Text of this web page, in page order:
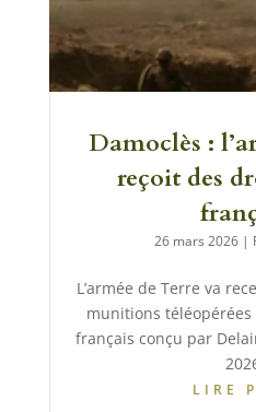
Damoclès :
reçoit des
26 mars 2026 |
L’armée de Terre va
munitions
français conçu par
LIRE